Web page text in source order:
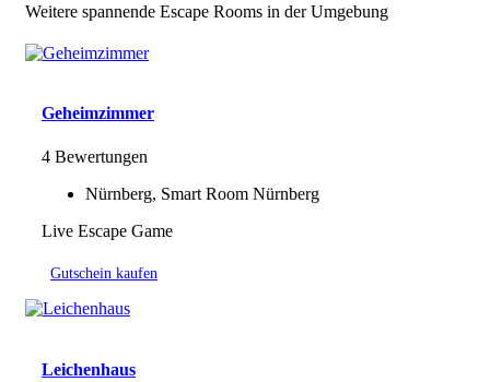
Weitere spannende Escape Rooms in der Umgebung
Geheimzimmer
4 Bewertungen
Nürnberg, Smart Room Nürnberg
Live Escape Game
Gutschein kaufen
Leichenhaus